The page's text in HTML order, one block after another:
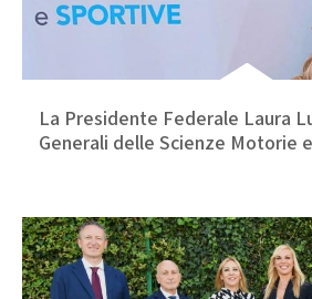
La Presidente Federale Laura
Generali delle Scienze Motorie